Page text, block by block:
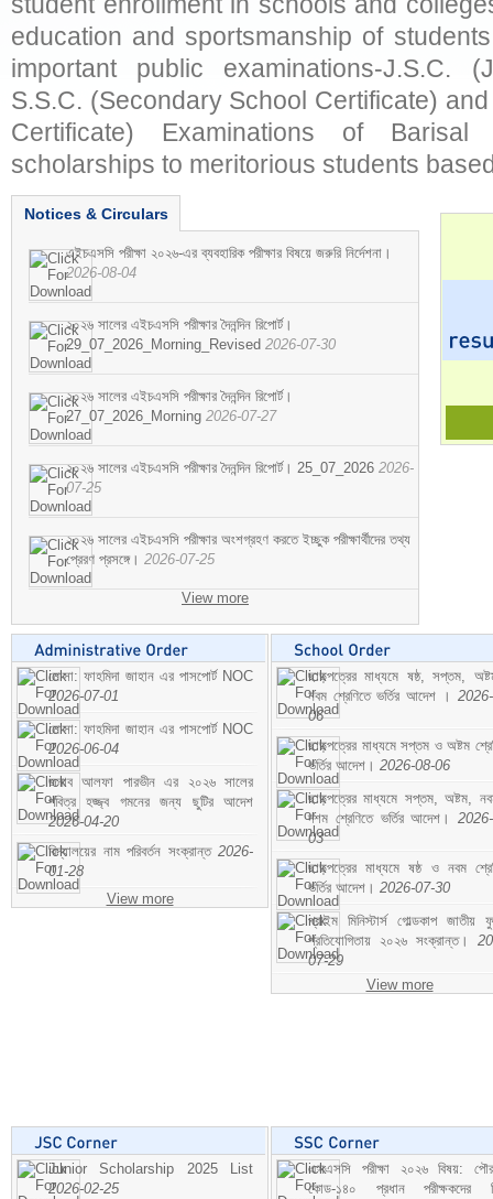
education and sportsmanship of
important public examinations-J.S.C.
S.S.C. (Secondary School Certificate)
Certificate) Examinations of
scholarships to meritorious students
Notices & Circulars
এইচএসসি পরীক্ষা ২০২৬-এর ব্যবহারিক পরীক্ষার বিষয়ে জরুরি নির্দেশনা।
2026-08-04
২০২৬ সালের এইচএসসি পরীক্ষার দৈনন্দিন রিপোর্ট।
29_07_2026_Morning_Revised 2026-07-30
২০২৬ সালের এইচএসসি পরীক্ষার দৈনন্দিন রিপোর্ট।
27_07_2026_Morning 2026-07-27
২০২৬ সালের এইচএসসি পরীক্ষার দৈনন্দিন রিপোর্ট। 25_07_2026 2026-
07-25
২০২৬ সালের এইচএসসি পরীক্ষার অংশগ্রহণ করতে ইচ্ছুক পরীক্ষার্থীদের তথ্য
প্রেরণ প্রসঙ্গে। 2026-07-25
View more
মোসা: ফাহমিদা জাহান এর পাসপোর্ট NOC
2026-07-01
মোসা: ফাহমিদা জাহান এর পাসপোর্ট NOC
2026-06-04
জনাব আলফা পারভীন এর ২০২৬ সালের
পবিত্র হজ্জ্ব গমনের জন্য ছুটির আদেশ
2026-04-20
বিদ্যালয়ের নাম পরিবর্তন সংক্রান্ত 2026-
01-28
View more
ছাড়পত্রের মাধ্যমে ষষ্ঠ, সপ্তম,
নবম শ্রেণিতে ভর্তির আদেশ ।
06
ছাড়পত্রের মাধ্যমে সপ্তম ও অষ্টম
ভর্তির আদেশ। 2026-08-06
ছাড়পত্রের মাধ্যমে সপ্তম, অষ্টম,
দশম শ্রেণিতে ভর্তির আদেশ।
03
ছাড়পত্রের মাধ্যমে ষষ্ঠ ও নবম
ভর্তির আদেশ। 2026-07-30
প্রাইম মিনিস্টার্স গোল্ডকাপ জাতীয়
প্রতিযোগিতায় ২০২৬ সংক্রান্ত।
07-29
View more
Junior Scholarship 2025 List
2026-02-25
এসএসসি পরীক্ষা ২০২৬ বিষয়:
কোড-১৪০ প্রধান পরীক্ষকদের